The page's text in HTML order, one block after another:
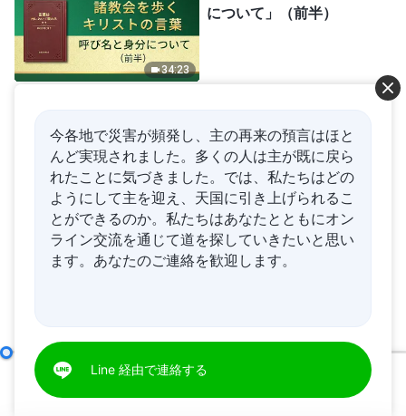
34:23
について」（前半）
25:47
の言葉の奥義の解釈：第二
十六章」
神の御言葉「成功するかど
うかはその人の歩む道にか
かっている」（前半）
神の御言葉「神の働き、神
の性質、そして神自身 1」
今各地で災害が頻発し、主の再来の預言はほと
んど実現されました。多くの人は主が既に戻ら
れたことに気づきました。では、私たちはどの
ようにして主を迎え、天国に引き上げられるこ
とができるのか。私たちはあなたとともにオン
ライン交流を通じて道を探していきたいと思い
ます。あなたのご連絡を歓迎します。
Line 経由で連絡する